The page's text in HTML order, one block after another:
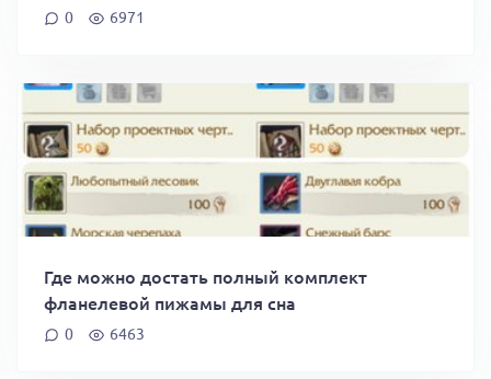
0 6971
Где можно достать полный комплект
фланелевой пижамы для сна
0 6463